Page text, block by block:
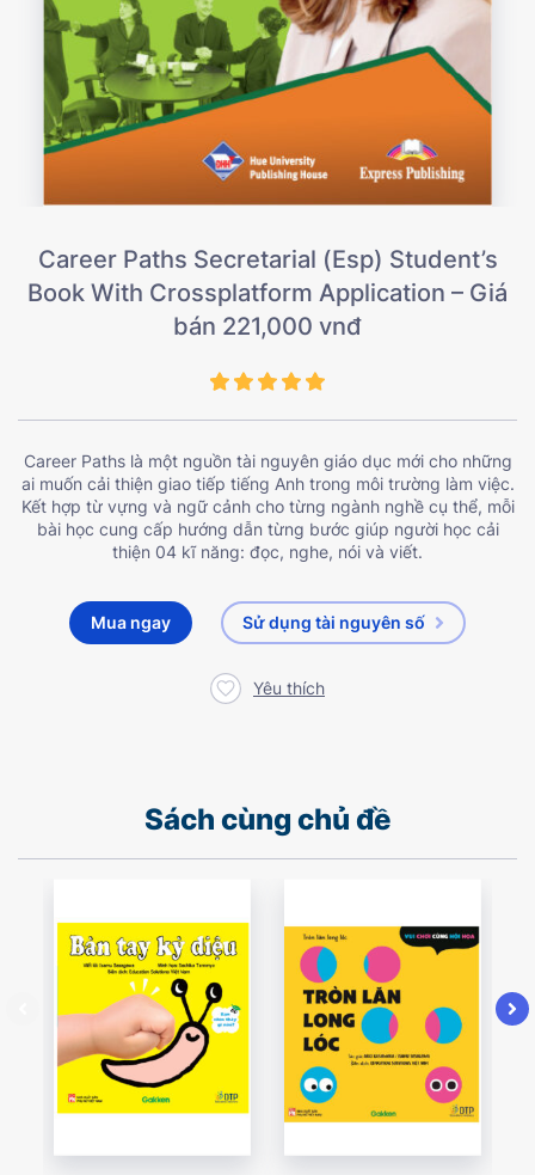
Career Paths Secretarial (Esp) Student’s
Book With Crossplatform Application – Giá
bán 221,000 vnđ
Career Paths là một nguồn tài nguyên giáo dục mới cho những
ai muốn cải thiện giao tiếp tiếng Anh trong môi trường làm việc.
Kết hợp từ vựng và ngữ cảnh cho từng ngành nghề cụ thể, mỗi
bài học cung cấp hướng dẫn từng bước giúp người học cải
thiện 04 kĩ năng: đọc, nghe, nói và viết.
Mua ngay Sử dụng tài nguyên số
Yêu thích
Sách cùng chủ đề